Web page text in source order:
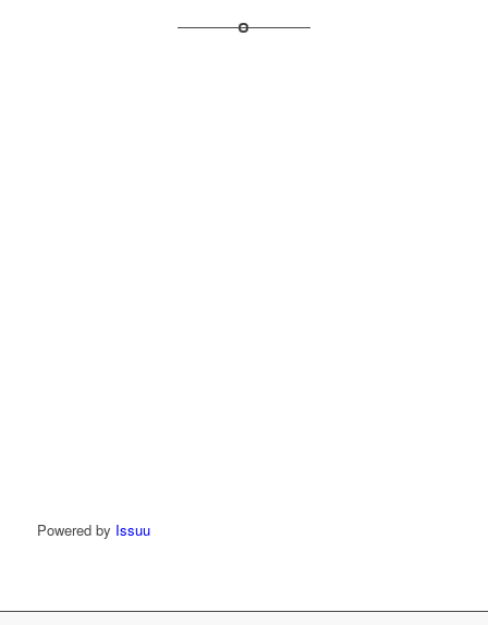
Powered by Issuu